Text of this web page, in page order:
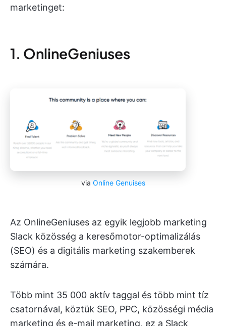
marketinget:
1. OnlineGeniuses
via Online Genuises
Az OnlineGeniuses az egyik legjobb marketing
Slack közösség a keresőmotor-optimalizálás
(SEO) és a digitális marketing szakemberek
számára.
Több mint 35 000 aktív taggal és több mint tíz
csatornával, köztük SEO, PPC, közösségi média
marketing és e-mail marketing, ez a Slack